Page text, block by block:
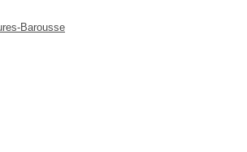
Barousse